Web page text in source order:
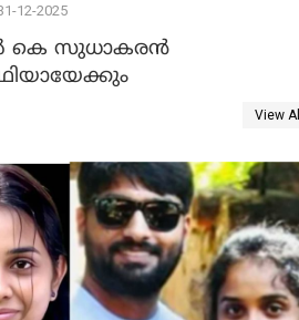
12-2025
View All